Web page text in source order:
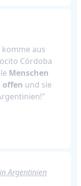
komme aus
Córdoba
Menschen
und sie
Argentinien